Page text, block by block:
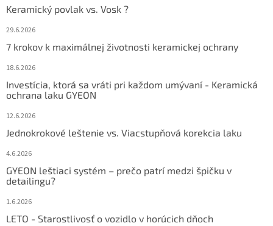
Keramický povlak vs. Vosk ?
29.6.2026
7 krokov k maximálnej životnosti keramickej ochrany
18.6.2026
Investícia, ktorá sa vráti pri každom umývaní - Keramická
ochrana laku GYEON
12.6.2026
Jednokrokové leštenie vs. Viacstupňová korekcia laku
4.6.2026
GYEON leštiaci systém – prečo patrí medzi špičku v
detailingu?
1.6.2026
LETO - Starostlivosť o vozidlo v horúcich dňoch